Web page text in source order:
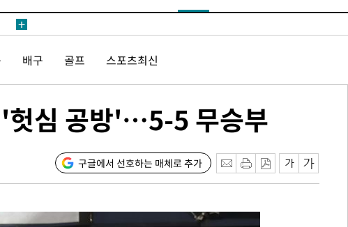
배구 골프 스포츠최신
헛심 공방'…5-5 무승부
구글에서 선호하는 매체로 추가